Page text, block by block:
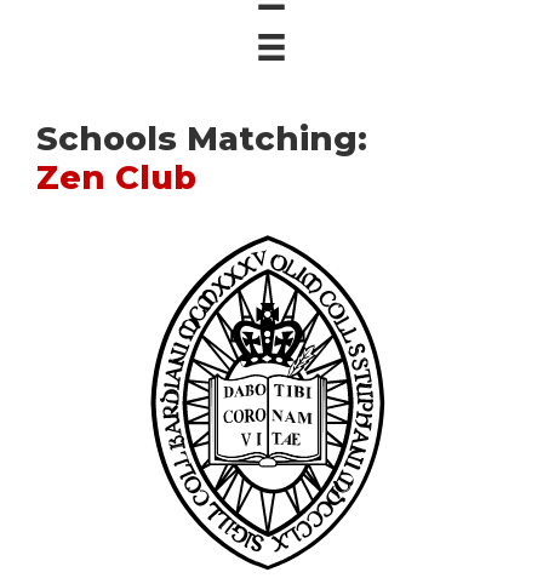
Schools Matching:
Zen Club